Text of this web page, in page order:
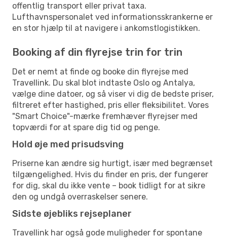
offentlig transport eller privat taxa.
Lufthavnspersonalet ved informationsskrankerne er
en stor hjælp til at navigere i ankomstlogistikken.
Booking af din flyrejse trin for trin
Det er nemt at finde og booke din flyrejse med
Travellink. Du skal blot indtaste Oslo og Antalya,
vælge dine datoer, og så viser vi dig de bedste priser,
filtreret efter hastighed, pris eller fleksibilitet. Vores
"Smart Choice"-mærke fremhæver flyrejser med
topværdi for at spare dig tid og penge.
Hold øje med prisudsving
Priserne kan ændre sig hurtigt, især med begrænset
tilgængelighed. Hvis du finder en pris, der fungerer
for dig, skal du ikke vente – book tidligt for at sikre
den og undgå overraskelser senere.
Sidste øjebliks rejseplaner
Travellink har også gode muligheder for spontane